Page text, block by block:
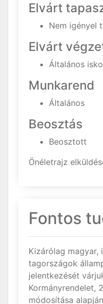
Elvárt
Nem igényel
Elvárt
Általános
Munkarend
Általános
Beosztás
Beosztott
Önéletrajz
Fontos
Kizárólag magyar,
tagországok
jelentkezését
Kormányrendelet,
módosítása